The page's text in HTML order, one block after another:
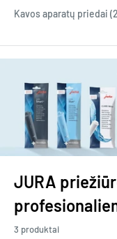
Kavos aparatų priedai
JURA
3 produktai